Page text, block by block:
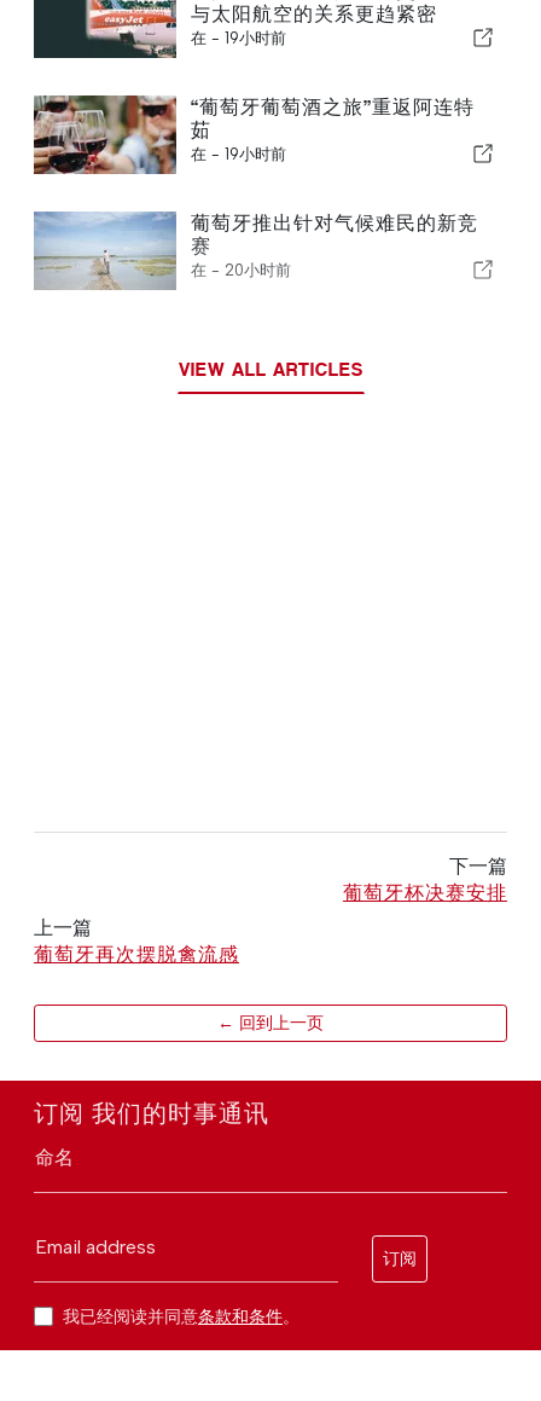
与太阳航空的关系更趋紧密
在 - 19小时前
“葡萄牙葡萄酒之旅”重返阿连特
茹
在 - 19小时前
葡萄牙推出针对气候难民的新竞
赛
在 - 20小时前
VIEW ALL ARTICLES
下一篇
葡萄牙杯决赛安排
上一篇
葡萄牙再次摆脱禽流感
← 回到上一页
订阅 我们的时事通讯
命名
Email address
订阅
我已经阅读并同意条款和条件。